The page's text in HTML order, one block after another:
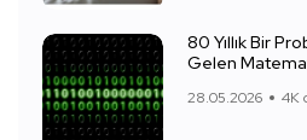
80 Yıllık Bir
Gelen
28.05.2026 4K